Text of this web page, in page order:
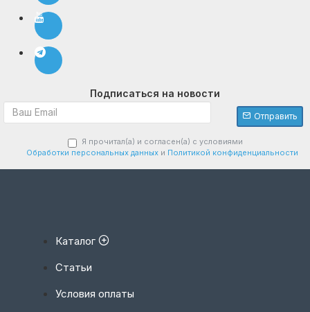
Подписаться на новости
Отправить
Я прочитал(а) и согласен(а) с условиями
Обработки персональных данныхи Политикой конфиденциальности
Каталог
Статьи
Условия оплаты